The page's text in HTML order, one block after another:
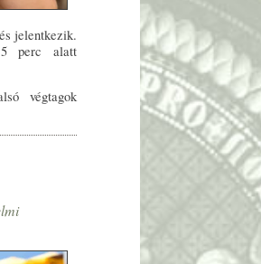
jelentkezik.
perc alatt
végtagok